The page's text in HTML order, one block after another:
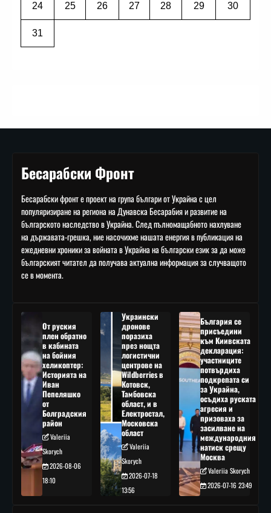
24 25 26 27 28 29 30
31
Бесарабски Фронт
Бесарабски фронт е проект на група българи от Украйна с цел
популяризиране на региона на Дунавска Бесарабия и развитие на
българското наследство в Украйна. След пълномащабното нахлуване
на държавата-грешка, ние насочихме нашата енергия в публикация на
ежедневни хроники за войната в Украйна на български език за да може
българският читател да получава актуална информация за случващото
се в момента.
От руския
плен обратно
в кабината
на бойния
хеликоптер:
Историята на
Иван
Пепеляшко
от
Болградския
район
Valeriia
Skorych
2026-08-06
18:10
Украински
дронове
поразиха
през нощта
логистични
центрове на
Wildberries в
Котовск,
Тамбовска
област, и в
Електростал,
Московска
област
Valeriia
Skorych
2026-07-18
13:56
България се
присъедини
към Киивската
декларация:
участниците
потвърдиха
подкрепата си
за Украйна,
осъдиха руската
агресия и
призоваха за
засилване на
международния
натиск срещу
Москва
Valeriia Skorych
2026-07-16 23:49